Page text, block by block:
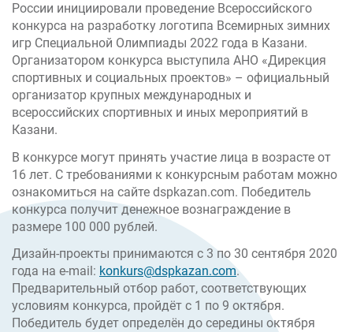
России инициировали проведение Всероссийского
конкурса на разработку логотипа Всемирных зимних
игр Специальной Олимпиады 2022 года в Казани.
Организатором конкурса выступила АНО «Дирекция
спортивных и социальных проектов» – официальный
организатор крупных международных и
всероссийских спортивных и иных мероприятий в
Казани.
В конкурсе могут принять участие лица в возрасте от
16 лет. С требованиями к конкурсным работам можно
ознакомиться на сайте dspkazan.com. Победитель
конкурса получит денежное вознаграждение в
размере 100 000 рублей.
Дизайн-проекты принимаются с 3 по 30 сентября 2020
года на e-mail: konkurs@dspkazan.com.
Предварительный отбор работ, соответствующих
условиям конкурса, пройдёт с 1 по 9 октября.
Победитель будет определён до середины октября